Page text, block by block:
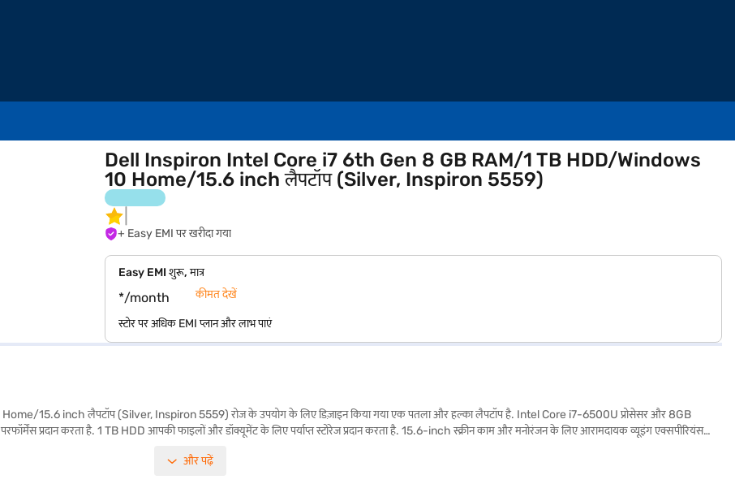
Dell Inspiron Intel Core i7 6th Gen 8 GB RAM/1 TB HDD/Windows
10 Home/15.6 inch लैपटॉप (Silver, Inspiron 5559)
+ Easy EMI पर खरीदा गया
Easy EMI शुरू, मात्र
*/month कीमत देखें
स्टोर पर अधिक EMI प्लान और लाभ पाएं
15.6 inch लैपटॉप (Silver, Inspiron 5559) रोज के उपयोग के लिए डिज़ाइन किया गया एक पतला और हल्का लैपटॉप है. Intel Core i7-6500U प्रोसेसर और 8GB
परफॉर्मेंस प्रदान करता है. 1 TB HDD आपकी फाइलों और डॉक्यूमेंट के लिए पर्याप्त स्टोरेज प्रदान करता है. 15.6-inch स्क्रीन काम और मनोरंजन के लिए आरामदायक व्यूइंग एक्सपीरियंस
के लिए बजाज फाइनेंस पर विकल्पों के बारे में जानें या पार्टनर स्टोर पर जाएं और Easy EMIs का लाभ उठाएं.
और पढ़ें